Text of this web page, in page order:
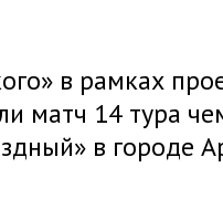
в рамках
матч 14 тура
в городе